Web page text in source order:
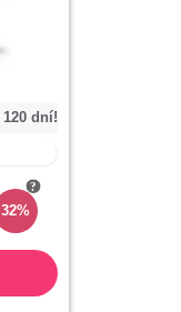
120 dní!
32%